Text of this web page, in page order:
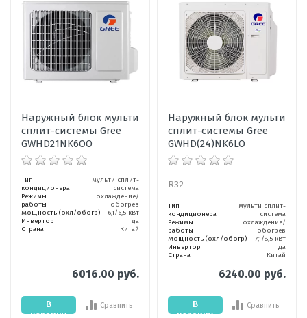
Наружный блок мульти
сплит-системы Gree
GWHD21NK6OO
Тип
кондиционера
мульти сплит-
система
Режимы
работы
охлаждение/
обогрев
Мощность (охл/обогр)
6,1/6,5 кВт
Инвертор
да
Страна
Китай
6016.00 руб.
В
корзину
Сравнить
Наружный блок мульти
сплит-системы Gree
GWHD(24)NK6LO
R32
Тип
кондиционера
мульти сплит-
система
Режимы
работы
охлаждение/
обогрев
Мощность (охл/обогр)
7,1/8,5 кВт
Инвертор
да
Страна
Китай
6240.00 руб.
В
корзину
Сравнить